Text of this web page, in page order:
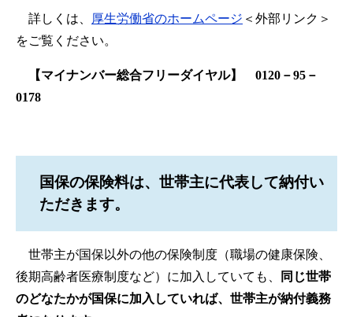
詳しくは、 厚生労働省のホームページ ＜外部リンク＞
をご覧ください。
【マイナンバー総合フリーダイヤル】 0120－95－
0178
国保の保険料は、世帯主に代表して納付い
ただきます。
世帯主が国保以外の他の保険制度（職場の健康保険、
後期高齢者医療制度など）に加入していても、
同じ世帯
のどなたかが国保に加入していれば、世帯主が納付義務